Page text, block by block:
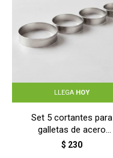
LLEGA HOY
Set 5 cortantes para
galletas de acero
inoxidable - PLATEADO
$ 230